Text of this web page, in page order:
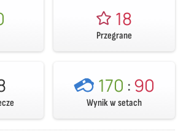
18
Przegrane
170 :90
Wynik w setach